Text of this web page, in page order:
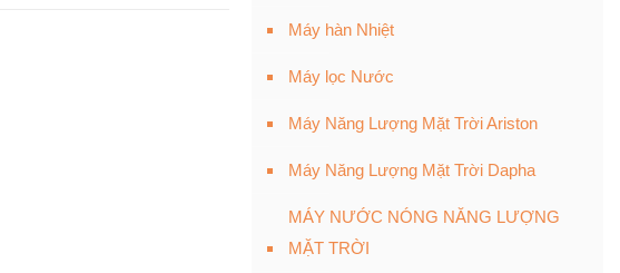
Máy hàn Nhiệt
Máy lọc Nước
Máy Năng Lượng Mặt Trời Ariston
Máy Năng Lượng Mặt Trời Dapha
MÁY NƯỚC NÓNG NĂNG LƯỢNG
MẶT TRỜI